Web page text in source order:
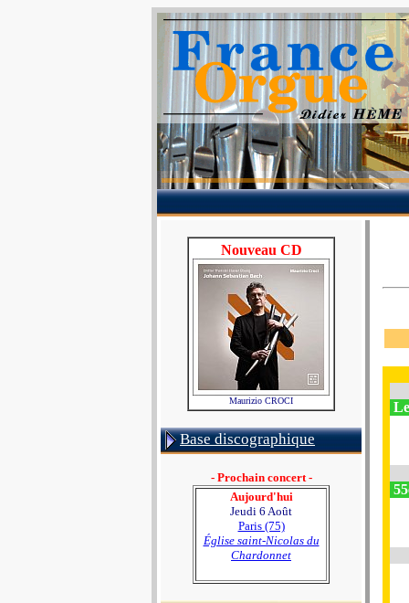
Nouveau CD
Maurizio CROCI
Base discographique
- Prochain concert -
Aujourd'hui
Jeudi 6 Août
Paris (75)
Église saint-Nicolas du
Chardonnet